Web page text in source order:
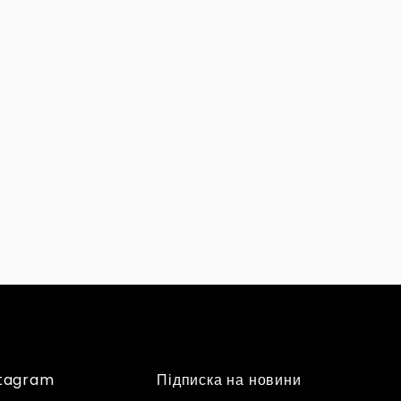
Підписка на новини